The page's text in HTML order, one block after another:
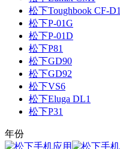
松下Toughbook CF-D1
松下P-01G
松下P-01D
松下P81
松下GD90
松下GD92
松下VS6
松下Eluga DL1
松下P31
年份